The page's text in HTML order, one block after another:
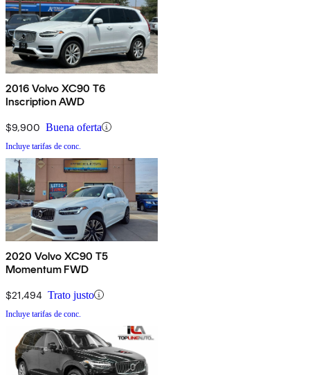
2016 Volvo XC90 T6
Inscription AWD
$9,900 Buena oferta
Incluye tarifas de conc.
2020 Volvo XC90 T5
Momentum FWD
$21,494 Trato justo
Incluye tarifas de conc.